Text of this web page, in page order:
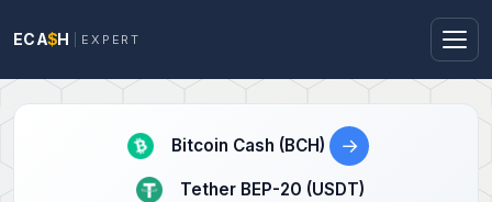
ECA$H EXPERT
Bitcoin Cash (BCH) →
Tether BEP-20 (USDT)